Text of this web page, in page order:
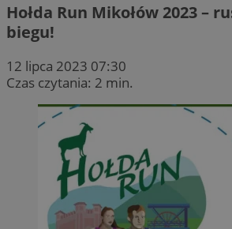
Hołda Run Mikołów 2023 –
biegu!
12 lipca 2023 07:30
Czas czytania: 2 min.